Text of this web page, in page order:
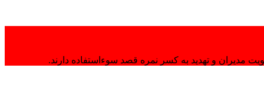
مدیران و تهدید به کسر نمره قصد سوءاستفاده دارند.